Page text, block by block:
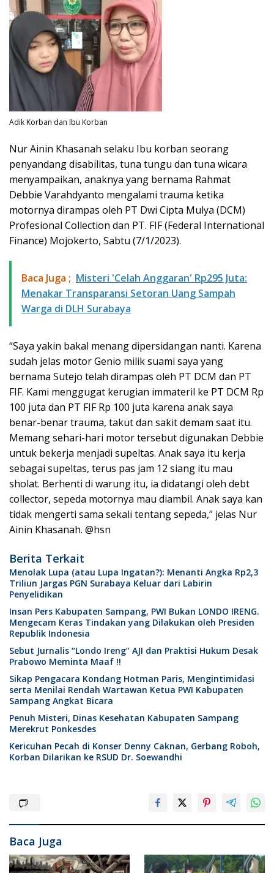
Adik Korban dan Ibu Korban
Nur Ainin Khasanah selaku Ibu korban seorang
penyandang disabilitas, tuna tungu dan tuna wicara
menyampaikan, anaknya yang bernama Rahmat
Debbie Varahdyanto mengalami trauma ketika
motornya dirampas oleh PT Dwi Cipta Mulya (DCM)
Profesional Collection dan PT. FIF (Federal International
Finance) Mojokerto, Sabtu (7/1/2023).
Baca Juga ; Misteri 'Celah Anggaran' Rp295 Juta:
Menakar Transparansi Setoran Uang Sampah
Warga di DLH Surabaya
“Saya yakin bakal menang dipersidangan nanti. Karena
sudah jelas motor Genio milik suami saya yang
bernama Sutejo telah dirampas oleh PT DCM dan PT
FIF. Kami menggugat kerugian immateril ke PT DCM Rp
100 juta dan PT FIF Rp 100 juta karena anak saya
benar-benar trauma, takut dan sakit demam saat itu.
Memang sehari-hari motor tersebut digunakan Debbie
untuk bekerja menjadi supeltas. Anak saya itu kerja
sebagai supeltas, terus pas jam 12 siang itu mau
sholat. Berhenti di warung itu, ia didatangi oleh debt
collector, sepeda motornya mau diambil. Anak saya kan
tidak mengerti sama sekali tentang sepeda,” jelas Nur
Ainin Khasanah. @hsn
Berita Terkait
Menolak Lupa (atau Lupa Ingatan?): Menanti Angka Rp2,3
Triliun Jargas PGN Surabaya Keluar dari Labirin
Penyelidikan
Insan Pers Kabupaten Sampang, PWI Bukan LONDO IRENG.
Mengecam Keras Tindakan yang Dilakukan oleh Presiden
Republik Indonesia
Sebut Jurnalis “Londo Ireng” AJI dan Praktisi Hukum Desak
Prabowo Meminta Maaf !!
Sikap Pengacara Kondang Hotman Paris, Mengintimidasi
serta Menilai Rendah Wartawan Ketua PWI Kabupaten
Sampang Angkat Bicara
Penuh Misteri, Dinas Kesehatan Kabupaten Sampang
Merekrut Ponkesdes
Kericuhan Pecah di Konser Denny Caknan, Gerbang Roboh,
Korban Dilarikan ke RSUD Dr. Soewandhi
Baca Juga